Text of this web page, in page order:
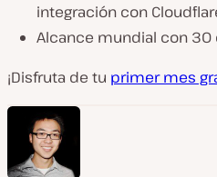
integración con
Alcance mundial con
¡Disfruta de tu primer mes